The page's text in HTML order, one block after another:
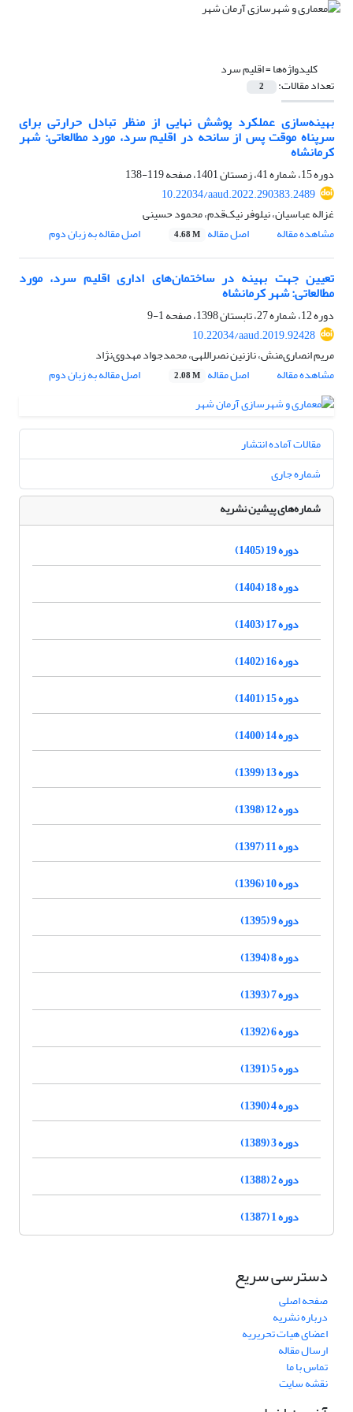
کلیدواژه‌ها =اقلیم سرد
تعداد مقالات: 2
بهینه‌سازی عملکرد پوشش نهایی از منظر تبادل حرارتی برای
سرپناه موقت پس از سانحه در اقلیم سرد، مورد مطالعاتی: شهر
کرمانشاه
دوره 15، شماره 41، زمستان 1401، صفحه
119-138
10.22034/aaud.2022.290383.2489
غزاله عباسیان، نیلوفر نیک‌قدم، محمود حسینی
مشاهده مقاله
اصل مقاله 4.68 M اصل مقاله به زبان دوم
تعیین جهت بهینه در ساختمان‌های اداری اقلیم سرد، مورد
مطالعاتی: شهر کرمانشاه
دوره 12، شماره 27، تابستان 1398، صفحه
1-9
10.22034/aaud.2019.92428
مریم انصاری‌منش، نازنین نصراللهی، محمدجواد مهدوی‌نژاد
مشاهده مقاله
اصل مقاله 2.08 M اصل مقاله به زبان دوم
مقالات آماده انتشار
شماره جاری
شماره‌های پیشین نشریه
دوره 19 (1405)
دوره 18 (1404)
دوره 17 (1403)
دوره 16 (1402)
دوره 15 (1401)
دوره 14 (1400)
دوره 13 (1399)
دوره 12 (1398)
دوره 11 (1397)
دوره 10 (1396)
دوره 9 (1395)
دوره 8 (1394)
دوره 7 (1393)
دوره 6 (1392)
دوره 5 (1391)
دوره 4 (1390)
دوره 3 (1389)
دوره 2 (1388)
دوره 1 (1387)
دسترسی سریع
صفحه اصلی
درباره نشریه
اعضای هیات تحریریه
ارسال مقاله
تماس با ما
نقشه سایت